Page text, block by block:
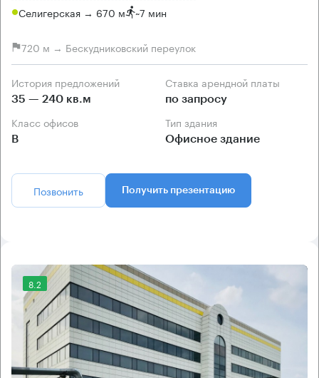
Селигерская → 670 м ~7 мин
720 м → Бескудниковский переулок
История предложений
35 — 240 кв.м
Ставка арендной платы
по запросу
Класс офисов
B
Тип здания
Офисное здание
Позвонить Получить презентацию
8.2